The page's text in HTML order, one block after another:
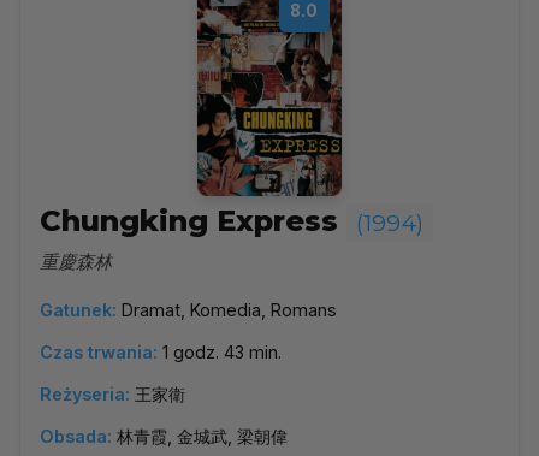
8.0
Chungking Express (1994)
重慶森林
Gatunek: Dramat, Komedia, Romans
Czas trwania: 1 godz. 43 min.
Reżyseria: 王家衛
Obsada: 林青霞, 金城武, 梁朝偉